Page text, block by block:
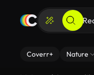
Coverr+ Nature